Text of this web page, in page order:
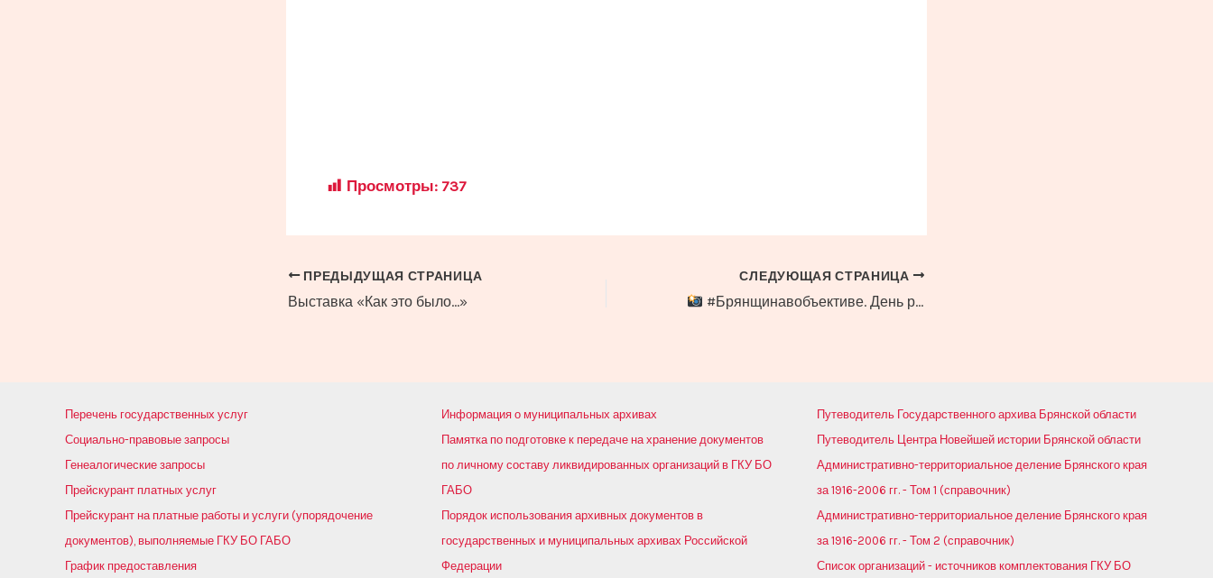
Просмотры: 737
Навигация
по
ПРЕДЫДУЩАЯ СТРАНИЦА
Выставка «Как это было…»
СЛЕДУЮЩАЯ СТРАНИЦА
#Брянщинавобъективе. День работника торговли.
Перечень государственных услуг
Социально-правовые запросы
Генеалогические запросы
Прейскурант платных услуг
Прейскурант на платные работы и услуги (упорядочение
документов), выполняемые ГКУ БО ГАБО
График предоставления
Информация о муниципальных архивах
Памятка по подготовке к передаче на хранение документов
по личному составу ликвидированных организаций в ГКУ БО
ГАБО
Порядок использования архивных документов в
государственных и муниципальных архивах Российской
Федерации
Путеводитель Государственного архива Брянской области
Путеводитель Центра Новейшей истории Брянской области
Административно-территориальное деление Брянского края
за 1916-2006 гг. - Том 1 (справочник)
Административно-территориальное деление Брянского края
за 1916-2006 гг. - Том 2 (справочник)
Список организаций - источников комплектования ГКУ БО